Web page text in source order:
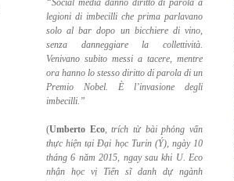
“Social media danno diritto di parola a
legioni di imbecilli che prima parlavano
solo albar dopo un bicchiere di vino,
senza danneggiare la collettività.
Venivano subito messi a tacere, mentre
ora hanno lo stesso diritto di parola di un
Premio Nobel. È l’invasione degli
imbecilli.”
(Umberto Eco,trích từ bài phỏng vấn
thực hiện tại Đại học Turin (Ý), ngày 10
tháng 6 năm 2015, ngay sau khi U. Eco
nhận học vị Tiến sĩ danh dự ngành